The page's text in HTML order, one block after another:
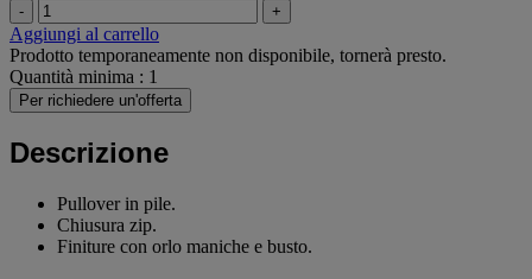
- +
Aggiungi al carrello
Prodotto temporaneamente non disponibile, tornerà presto.
Quantità minima : 1
Per richiedere un'offerta
Descrizione
Pullover in pile.
Chiusura zip.
Finiture con orlo maniche e busto.